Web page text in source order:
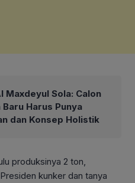
Maxdeyul Sola: Calon
Harus Punya
dan Konsep Holistik
produksinya 2 ton,
kunker dan tanya